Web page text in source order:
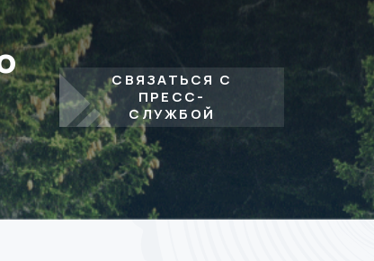
СВЯЗАТЬСЯ С
ПРЕСС-
СЛУЖБОЙ